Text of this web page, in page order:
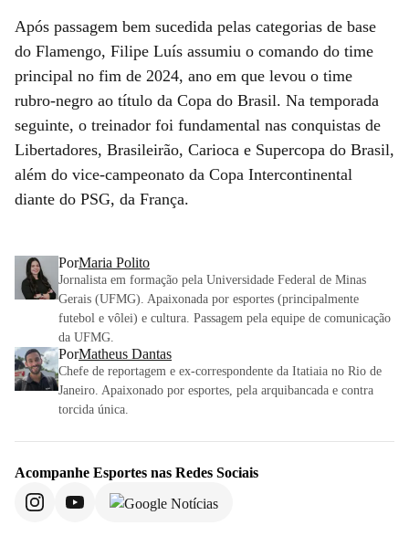
Após passagem bem sucedida pelas categorias de base
do Flamengo, Filipe Luís assumiu o comando do time
principal no fim de 2024, ano em que levou o time
rubro-negro ao título da Copa do Brasil. Na temporada
seguinte, o treinador foi fundamental nas conquistas de
Libertadores, Brasileirão, Carioca e Supercopa do Brasil,
além do vice-campeonato da Copa Intercontinental
diante do PSG, da França.
PorMaria Polito
Jornalista em formação pela Universidade Federal de Minas
Gerais (UFMG). Apaixonada por esportes (principalmente
futebol e vôlei) e cultura. Passagem pela equipe de comunicação
da UFMG.
PorMatheus Dantas
Chefe de reportagem e ex-correspondente da Itatiaia no Rio de
Janeiro. Apaixonado por esportes, pela arquibancada e contra
torcida única.
Acompanhe Esportes nas Redes Sociais